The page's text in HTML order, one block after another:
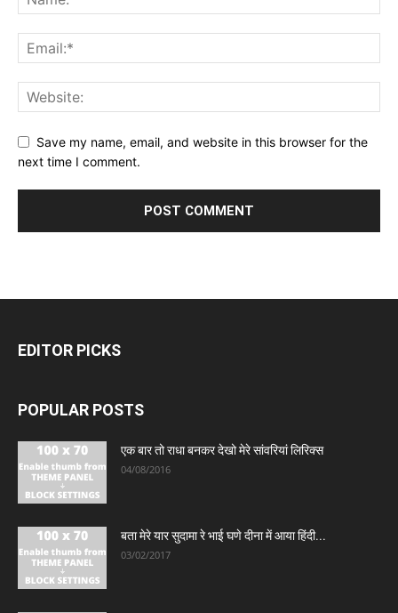
Save my name, email, and website in this browser for the
next time I comment.
EDITOR PICKS
POPULAR POSTS
एक बार तो राधा बनकर देखो मेरे सांवरियां लिरिक्स
04/08/2016
बता मेरे यार सुदामा रे भाई घणे दीना में आया हिंदी...
03/02/2017